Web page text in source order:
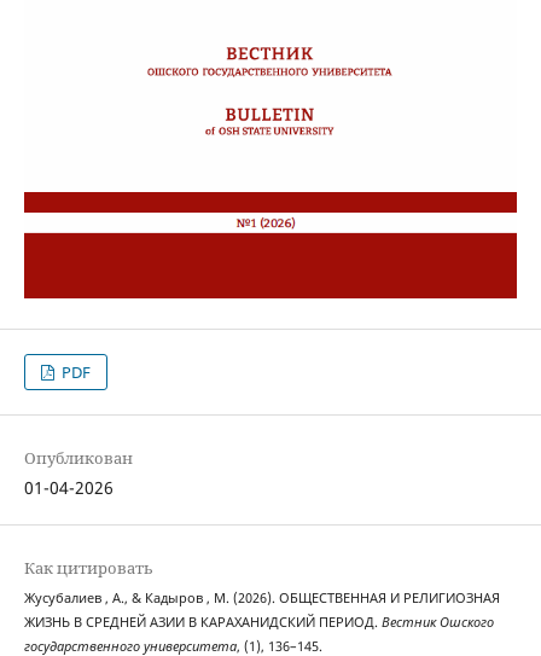
PDF
Опубликован
01-04-2026
Как цитировать
Жусубалиев , А., & Кадыров , М. (2026). ОБЩЕСТВЕННАЯ И РЕЛИГИОЗНАЯ
ЖИЗНЬ В СРЕДНЕЙ АЗИИ В КАРАХАНИДСКИЙ ПЕРИОД. Вестник Ошского
государственного университета, (1), 136–145.